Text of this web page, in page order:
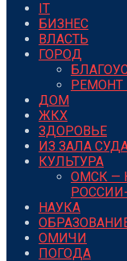
IT
БИЗНЕС
ВЛАСТЬ
ГОРОД
РЕМОНТ
ДОМ
ЖКХ
ЗДОРОВЬЕ
ИЗ ЗАЛА
КУЛЬТУРА
ОМСК —
НАУКА
ОМИЧИ
ПОГОДА